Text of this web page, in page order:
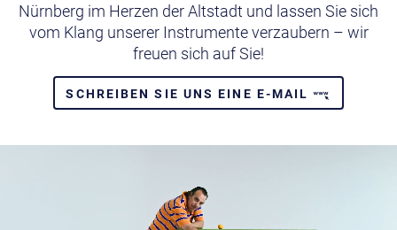
Nürnberg im Herzen der Altstadt und lassen Sie sich
vom Klang unserer Instrumente verzaubern – wir
freuen sich auf Sie!
SCHREIBEN SIE UNS EINE E-MAIL